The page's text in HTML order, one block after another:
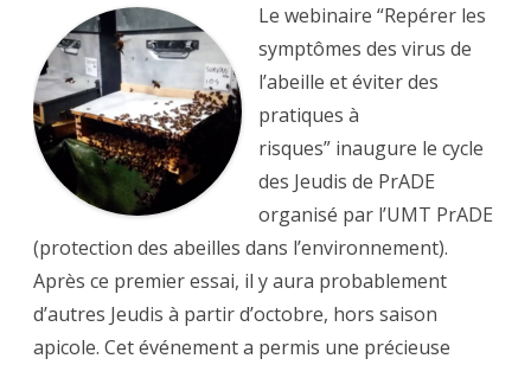
au
Le webinaire “Repérer les
symptômes des virus de
l’abeille et éviter des
pratiques à
risques” inaugure le cycle
des Jeudis de PrADE
organisé par l’UMT PrADE
(protection des abeilles dans l’environnement).
Après ce premier essai, il y aura probablement
d’autres Jeudis à partir d’octobre, hors saison
apicole. Cet événement a permis une précieuse